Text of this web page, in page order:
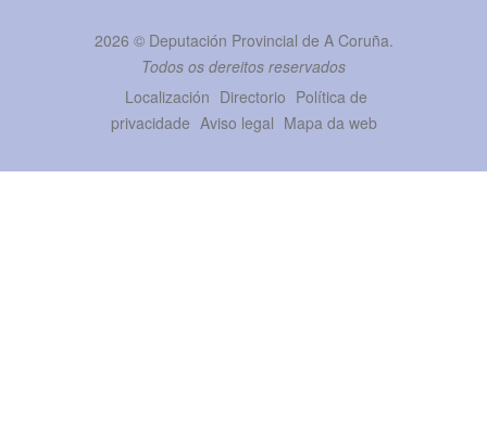
2026 © Deputación Provincial de A Coruña.
Todos os dereitos reservados
Localización Directorio Política de
privacidade Aviso legal Mapa da web